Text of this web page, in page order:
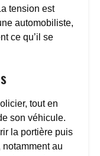
tension est
automobiliste,
ce qu’il se
tout en
son véhicule.
la portière puis
au